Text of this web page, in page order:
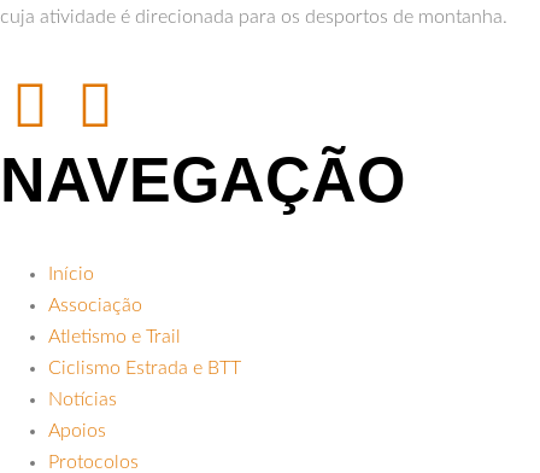
cuja atividade é direcionada para os desportos de montanha.
NAVEGAÇÃO
Início
Associação
Atletismo e Trail
Ciclismo Estrada e BTT
Notícias
Apoios
Protocolos